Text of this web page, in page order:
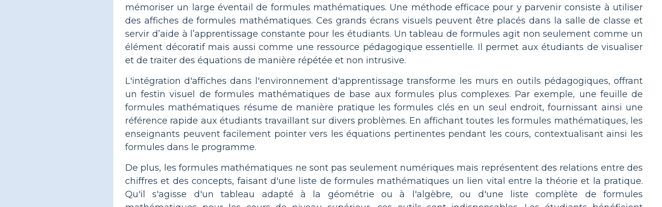
mémoriser un large éventail de formules mathématiques. Une méthode efficace pour y parvenir consiste à utiliser
des affiches de formules mathématiques. Ces grands écrans visuels peuvent être placés dans la salle de classe et
servir d’aide à l’apprentissage constante pour les étudiants. Un tableau de formules agit non seulement comme un
élément décoratif mais aussi comme une ressource pédagogique essentielle. Il permet aux étudiants de visualiser
et de traiter des équations de manière répétée et non intrusive.
L'intégration d'affiches dans l'environnement d'apprentissage transforme les murs en outils pédagogiques, offrant
un festin visuel de formules mathématiques de base aux formules plus complexes. Par exemple, une feuille de
formules mathématiques résume de manière pratique les formules clés en un seul endroit, fournissant ainsi une
référence rapide aux étudiants travaillant sur divers problèmes. En affichant toutes les formules mathématiques, les
enseignants peuvent facilement pointer vers les équations pertinentes pendant les cours, contextualisant ainsi les
formules dans le programme.
De plus, les formules mathématiques ne sont pas seulement numériques mais représentent des relations entre des
chiffres et des concepts, faisant d'une liste de formules mathématiques un lien vital entre la théorie et la pratique.
Qu'il s'agisse d'un tableau adapté à la géométrie ou à l'algèbre, ou d'une liste complète de formules